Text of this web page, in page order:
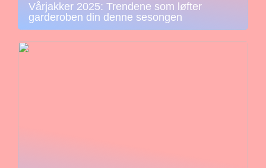
Vårjakker 2025: Trendene som løfter
garderoben din denne sesongen